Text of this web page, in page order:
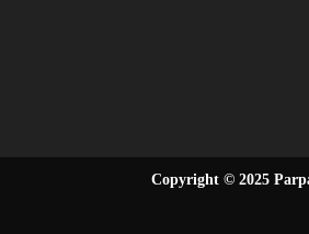
Copyright © 2025